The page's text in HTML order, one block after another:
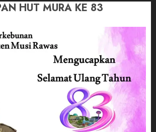
HUT MURA KE 83